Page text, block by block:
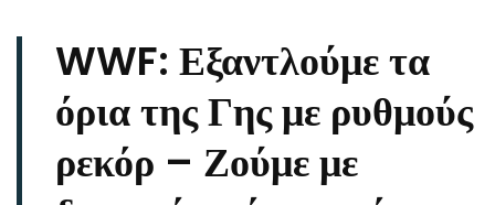
WWF: Εξαντλούμε τα
όρια της Γης με ρυθμούς
ρεκόρ – Ζούμε με